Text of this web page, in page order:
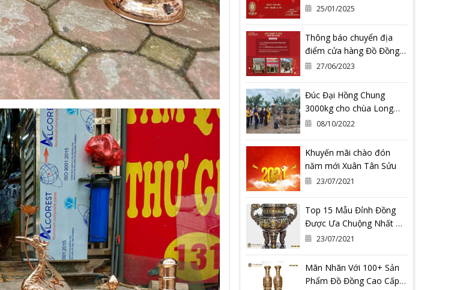
Động Tết Nguyên Đán Ất
25/01/2025
Thông báo chuyển địa
điểm cửa hàng Đồ Đồng
Quang Vượng Cơ Sở 2
27/06/2023
Đúc Đại Hồng Chung
3000kg cho chùa Long
Hoa Thiền Tự - Tỉnh Bình
08/10/2022
Khuyến mãi chào đón
năm mới Xuân Tân Sửu
23/07/2021
Top 15 Mẫu Đỉnh Đồng
Được Ưa Chuộng Nhất Có
Thể Bạn Đang Cần
23/07/2021
Mãn Nhãn Với 100+ Sản
Phẩm Đồ Đồng Cao Cấp